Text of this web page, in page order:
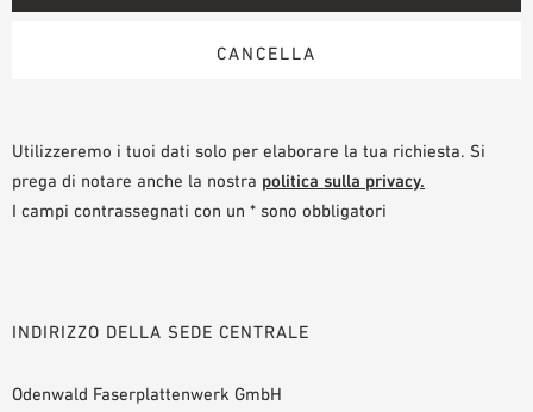
Utilizzeremo i tuoi dati solo per elaborare la tua richiesta. Si
prega di notare anche la nostra politica sulla privacy.
I campi contrassegnati con un * sono obbligatori
INDIRIZZO DELLA SEDE CENTRALE
Odenwald Faserplattenwerk GmbH